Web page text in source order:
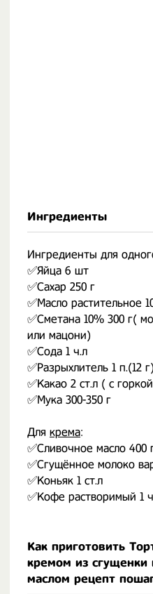
Ингредиенты
Ингредиенты для
✅Яйца 6 шт
✅Сахар 250 г
✅Масло растительное
✅Сметана 10% 300 г(
или мацони)
✅Сода 1 ч.л
✅Разрыхлитель 1 п.(12
✅Какао 2 ст.л ( с
✅Мука 300-350 г
Для крема:
✅Сливочное масло 400
✅Сгущённое молоко
✅Коньяк 1 ст.л
✅Кофе растворимый 1
Как приготовить
кремом из сгущенки
маслом рецепт